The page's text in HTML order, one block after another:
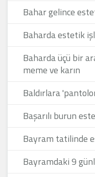
Bahar gelince
Baharda estetik
Baharda üçü bir
meme ve karın
Baldırlara
Başarılı burun
Bayram tatilinde
Bayramdaki 9